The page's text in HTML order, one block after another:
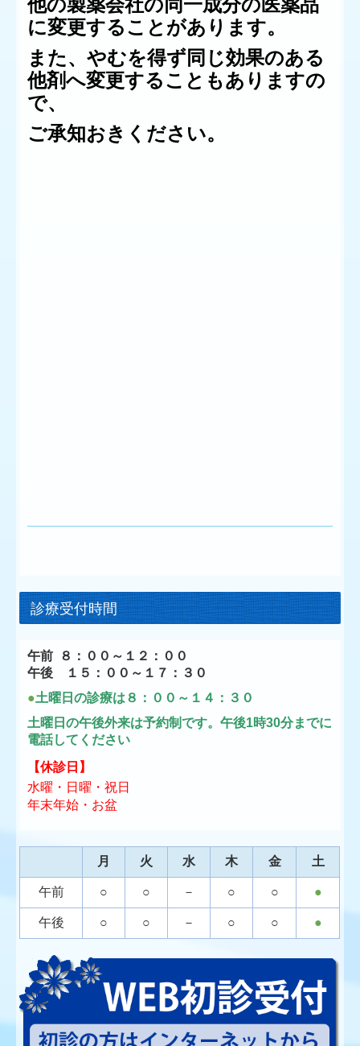
他の製薬会社の同一成分の医薬品
に変更することがあります。
また、やむを得ず同じ効果のある
他剤へ変更することもありますの
で、
ご承知おきください。
診療受付時間
午前 ８：００～１２：００
午後 １５：００～１７：３０
●土曜日の診療は８：００～１４：３０
土曜日の午後外来は予約制です。午後1時30分までに
電話してください
【休診日 】
水曜・日曜・祝日
年末年始・お盆
月 火 水 木 金 土
午前 ○ ○ － ○ ○ ●
午後 ○ ○ － ○ ○ ●